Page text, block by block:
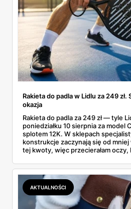
Rakieta do padla w Lidlu za 249 zł.
okazja
Rakieta do padla za 249 zł — tyle
poniedziałku 10 sierpnia za model
splotem 12K. W sklepach
konstrukcje zaczynają się od
tej kwoty, więc przecierałam oczy,
najszybciej rosnący sport w
lawinowo, a chętnych jeszcze
dokładnie dostajemy za te
faktycznie wystarczy.
AKTUALNOŚCI